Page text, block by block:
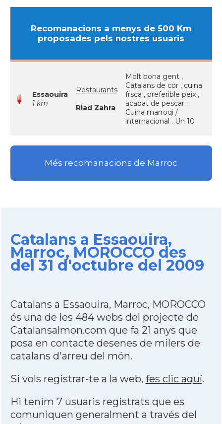
Recomanacions a menys de 500 Km
proposades pels nostres usuaris
Essaouira
1 km
Restaurants
Riad Zahra
Molt bona gent ,
Catalans de cor , cuina
frsca , preferible peix ,
acabat de pescar .
Cuina marroqi /
internacional . Un 10
Més recomanacions de Marroc
Catalans a Essaouira,
Marroc, MOROCCO des
del 31 d'octubre del 2009
Catalans a Essaouira, Marroc, MOROCCO
és una de les 484 webs del projecte de
Catalansalmon.com que fa 21 anys que
posa en contacte desenes de milers de
catalans d'arreu del món.
Si vols registrar-te a la web, fes clic aquí.
Hi tenim 7 usuaris registrats que es
comuniquen generalment a través del